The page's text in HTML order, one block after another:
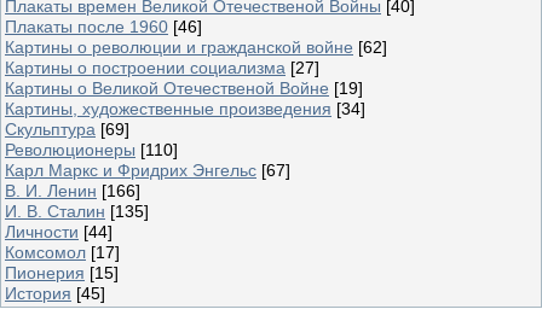
Плакаты времен Великой Отечественой Войны [40]
Плакаты после 1960 [46]
Картины о революции и гражданской войне [62]
Картины о построении социализма [27]
Картины о Великой Отечественой Войне [19]
Картины, художественные произведения [34]
Скульптура [69]
Революционеры [110]
Карл Маркс и Фридрих Энгельс [67]
В. И. Ленин [166]
И. В. Сталин [135]
Личности [44]
Комсомол [17]
Пионерия [15]
История [45]